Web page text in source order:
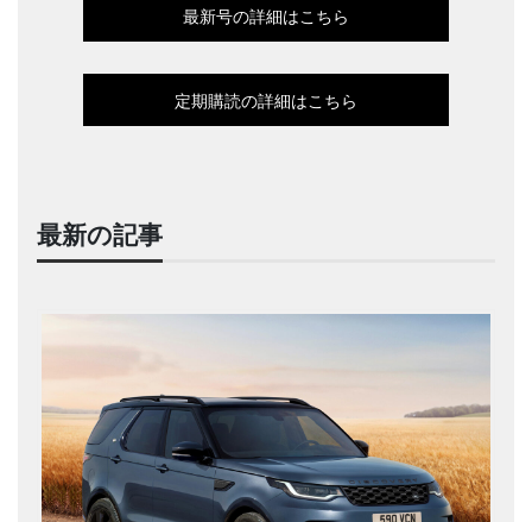
最新号の詳細はこちら
定期購読の詳細はこちら
最新の記事